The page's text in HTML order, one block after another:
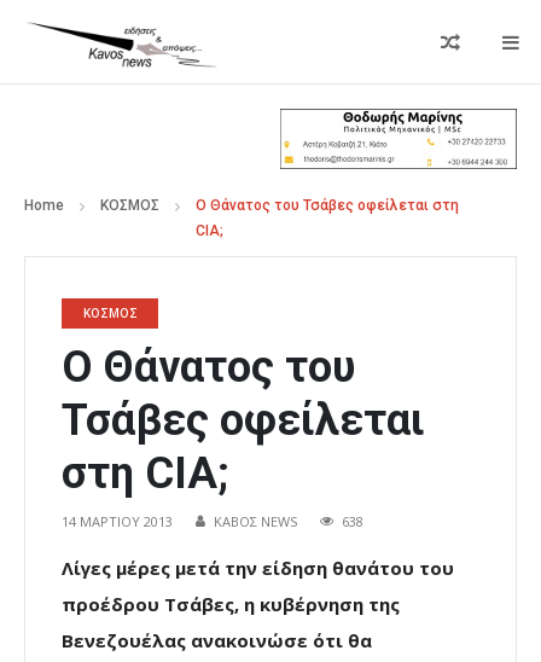
Home ΚΟΣΜΟΣ
Ο Θάνατος του Τσάβες οφείλεται στη
CIA;
ΚΟΣΜΟΣ
Ο Θάνατος του
Τσάβες οφείλεται
στη CIA;
14 ΜΑΡΤΊΟΥ 2013 ΚΑΒΟΣ NEWS 638
Λίγες μέρες μετά την είδηση θανάτου του
προέδρου Τσάβες, η κυβέρνηση της
Βενεζουέλας ανακοινώσε ότι θα